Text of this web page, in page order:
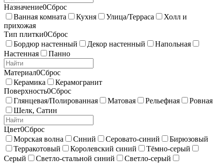
Назначение0Сброс
Ванная комната
Кухня Улица/Терраса
Холл и
прихожая
Тип плитки0Сброс
Бордюр настенный
Декор настенный
Напольная
Настенная
Панно
Материал0Сброс
Керамика
Керамогранит
Поверхность0Сброс
Глянцевая/Полированная
Матовая Рельефная
Ровная
Шелк, Сатин
Цвет0Сброс
Морская волна
Синий Серовато-синий
Бирюзовый
Терракотовый
Королевский синий
Тёмно-серый
Серый
Светло-стальной синий
Светло-серый